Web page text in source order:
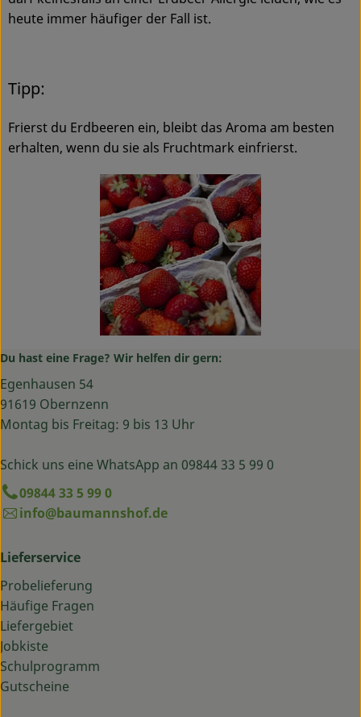
heute immer häufiger der Fall ist.
Tipp:
Frierst du Erdbeeren ein, bleibt das Aroma am besten
erhalten, wenn du sie als Fruchtmark einfrierst.
Du hast eine Frage? Wir helfen dir gern:
Egenhausen 54
91619 Obernzenn
Montag bis Freitag: 9 bis 13 Uhr
Schick uns eine WhatsApp an 09844 33 5 99 0
09844 33 5 99 0
info@baumannshof.de
Lieferservice
Probelieferung
Häufige Fragen
Liefergebiet
Jobkiste
Schulprogramm
Gutscheine